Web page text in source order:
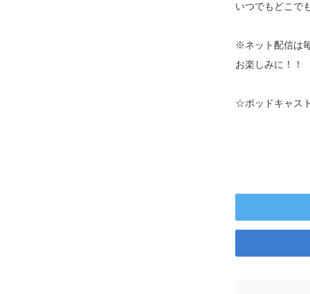
いつでもどこで
※ネット配信は
お楽しみに！！
☆ポッドキャス